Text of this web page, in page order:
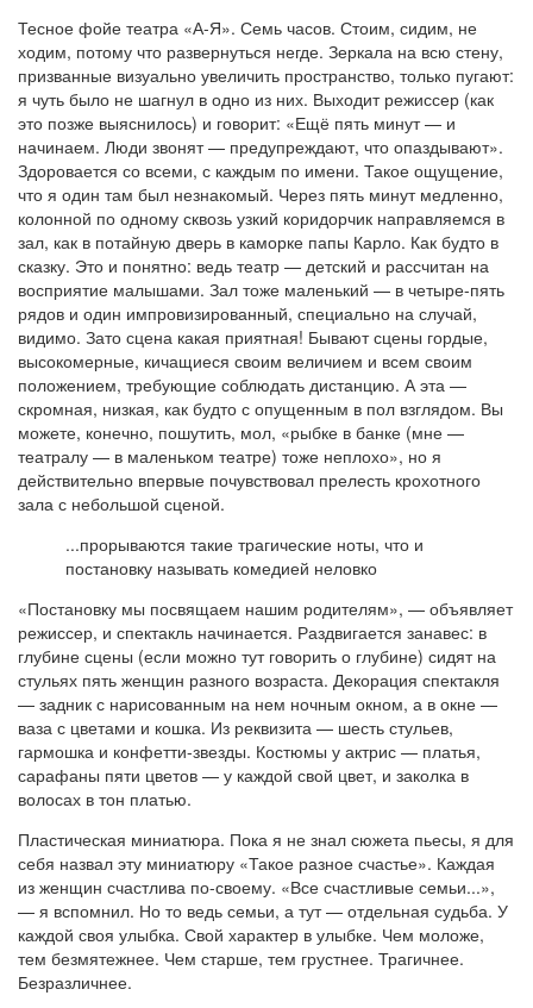
Тесное фойе театра «А-Я». Семь часов. Стоим, сидим, не
ходим, потому что развернуться негде. Зеркала на всю стену,
призванные визуально увеличить пространство, только пугают:
я чуть было не шагнул в одно из них. Выходит режиссер (как
это позже выяснилось) и говорит: «Ещё пять минут — и
начинаем. Люди звонят — предупреждают, что опаздывают».
Здоровается со всеми, с каждым по имени. Такое ощущение,
что я один там был незнакомый. Через пять минут медленно,
колонной по одному сквозь узкий коридорчик направляемся в
зал, как в потайную дверь в каморке папы Карло. Как будто в
сказку. Это и понятно: ведь театр — детский и рассчитан на
восприятие малышами. Зал тоже маленький — в четыре-пять
рядов и один импровизированный, специально на случай,
видимо. Зато сцена какая приятная! Бывают сцены гордые,
высокомерные, кичащиеся своим величием и всем своим
положением, требующие соблюдать дистанцию. А эта —
скромная, низкая, как будто с опущенным в пол взглядом. Вы
можете, конечно, пошутить, мол, «рыбке в банке (мне —
театралу — в маленьком театре) тоже неплохо», но я
действительно впервые почувствовал прелесть крохотного
зала с небольшой сценой.
...прорываются такие трагические ноты, что и
постановку называть комедией неловко
«Постановку мы посвящаем нашим родителям», — объявляет
режиссер, и спектакль начинается. Раздвигается занавес: в
глубине сцены (если можно тут говорить о глубине) сидят на
стульях пять женщин разного возраста. Декорация спектакля
— задник с нарисованным на нем ночным окном, а в окне —
ваза с цветами и кошка. Из реквизита — шесть стульев,
гармошка и конфетти-звезды. Костюмы у актрис — платья,
сарафаны пяти цветов — у каждой свой цвет, и заколка в
волосах в тон платью.
Пластическая миниатюра. Пока я не знал сюжета пьесы, я для
себя назвал эту миниатюру «Такое разное счастье». Каждая
из женщин счастлива по-своему. «Все счастливые семьи...»,
— я вспомнил. Но то ведь семьи, а тут — отдельная судьба. У
каждой своя улыбка. Свой характер в улыбке. Чем моложе,
тем безмятежнее. Чем старше, тем грустнее. Трагичнее.
Безразличнее.